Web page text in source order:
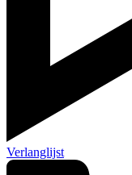
Verlanglijst